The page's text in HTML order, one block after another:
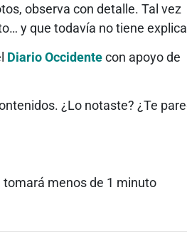
observa con detalle. Tal vez
y que todavía no tiene
Diario Occidentecon apoyo de
¿Lo notaste? ¿Te
menos de 1 minuto